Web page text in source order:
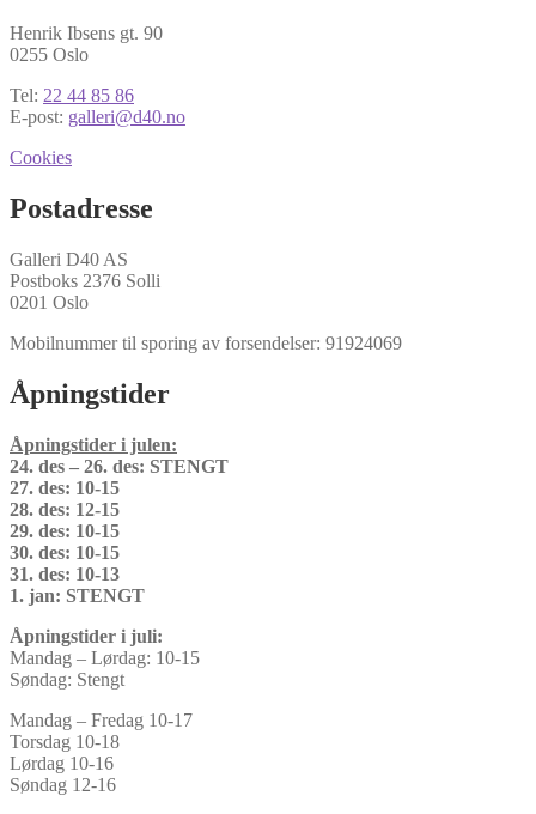
Henrik Ibsens gt. 90
0255 Oslo
Tel: 22 44 85 86
E-post: galleri@d40.no
Cookies
Postadresse
Galleri D40 AS
Postboks 2376 Solli
0201 Oslo
Mobilnummer til sporing av forsendelser: 91924069
Åpningstider
Åpningstider i julen:
24. des – 26. des: STENGT
27. des: 10-15
28. des: 12-15
29. des: 10-15
30. des: 10-15
31. des: 10-13
1. jan: STENGT
Åpningstider i juli:
Mandag – Lørdag: 10-15
Søndag: Stengt
Mandag – Fredag 10-17
Torsdag 10-18
Lørdag 10-16
Søndag 12-16